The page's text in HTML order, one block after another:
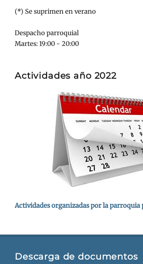
(*) Se suprimen en verano
Despacho parroquial
Martes: 19:00 - 20:00
Actividades año 2022
Actividades organizadas por la parroquia
Descarga de documentos